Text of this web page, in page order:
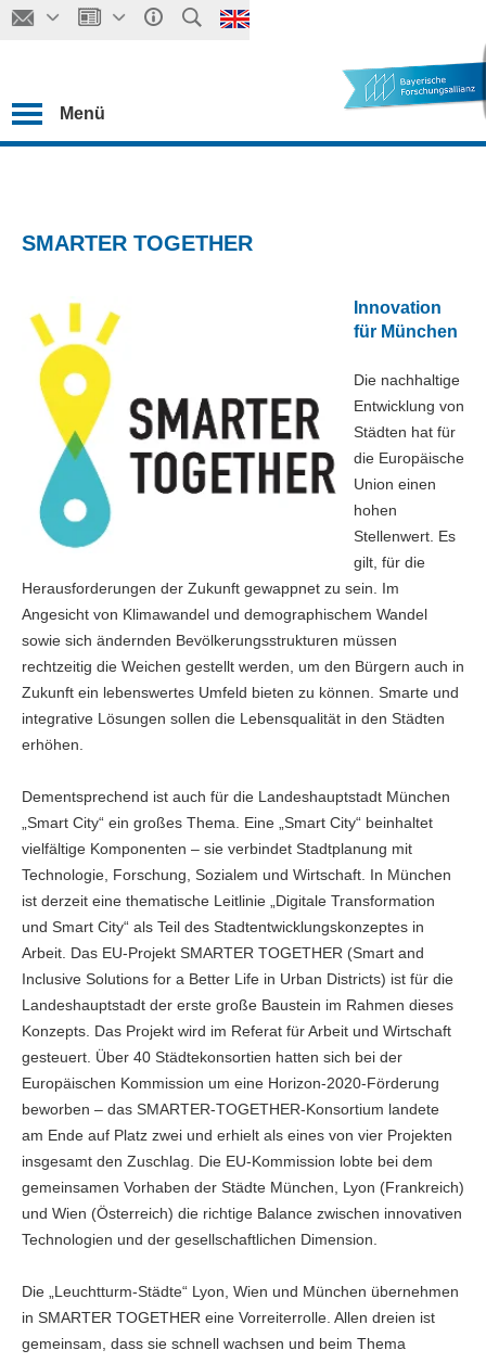
Menü
SMARTER TOGETHER
Innovation
für München
Die nachhaltige
Entwicklung von
Städten hat für
die Europäische
Union einen
hohen
Stellenwert. Es
gilt, für die
Herausforderungen der Zukunft gewappnet zu sein. Im
Angesicht von Klimawandel und demographischem Wandel
sowie sich ändernden Bevölkerungsstrukturen müssen
rechtzeitig die Weichen gestellt werden, um den Bürgern auch in
Zukunft ein lebenswertes Umfeld bieten zu können. Smarte und
integrative Lösungen sollen die Lebensqualität in den Städten
erhöhen.
Dementsprechend ist auch für die Landeshauptstadt München
„Smart City“ ein großes Thema. Eine „Smart City“ beinhaltet
vielfältige Komponenten – sie verbindet Stadtplanung mit
Technologie, Forschung, Sozialem und Wirtschaft. In München
ist derzeit eine thematische Leitlinie „Digitale Transformation
und Smart City“ als Teil des Stadtentwicklungskonzeptes in
Arbeit. Das EU-Projekt SMARTER TOGETHER (Smart and
Inclusive Solutions for a Better Life in Urban Districts) ist für die
Landeshauptstadt der erste große Baustein im Rahmen dieses
Konzepts. Das Projekt wird im Referat für Arbeit und Wirtschaft
gesteuert. Über 40 Städtekonsortien hatten sich bei der
Europäischen Kommission um eine Horizon-2020-Förderung
beworben – das SMARTER-TOGETHER-Konsortium landete
am Ende auf Platz zwei und erhielt als eines von vier Projekten
insgesamt den Zuschlag. Die EU-Kommission lobte bei dem
gemeinsamen Vorhaben der Städte München, Lyon (Frankreich)
und Wien (Österreich) die richtige Balance zwischen innovativen
Technologien und der gesellschaftlichen Dimension.
Die „Leuchtturm-Städte“ Lyon, Wien und München übernehmen
in SMARTER TOGETHER eine Vorreiterrolle. Allen dreien ist
gemeinsam, dass sie schnell wachsen und beim Thema